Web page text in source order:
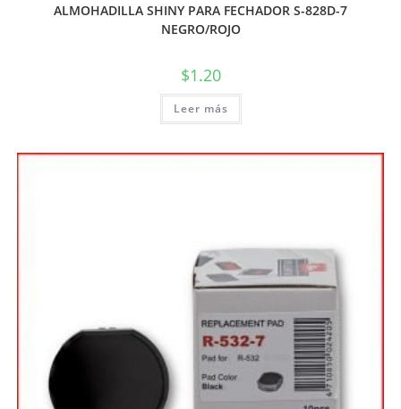
ALMOHADILLA SHINY PARA FECHADOR S-828D-7
NEGRO/ROJO
$1.20
Leer más